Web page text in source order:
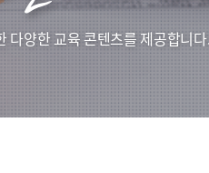
다양한 교육 콘텐츠를 제공합니다.